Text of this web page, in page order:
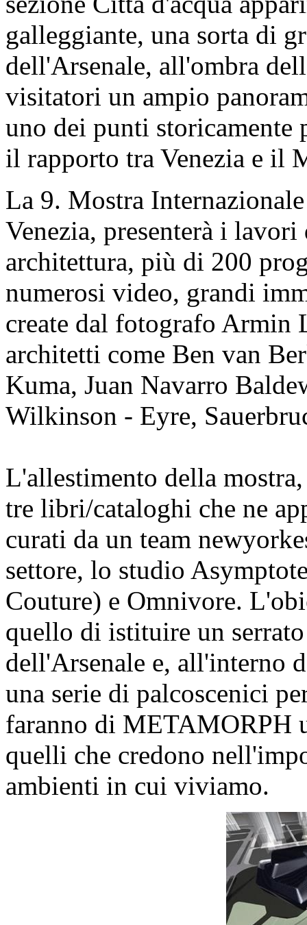
galleggiante, una sorta di
dell'Arsenale, all'ombra
visitatori un ampio
uno dei punti
il rapporto tra Venezia e il
La 9. Mostra
Venezia, presenterà i
architettura, più di 200
numerosi video, grandi
create dal fotografo
architetti come Ben van
Kuma, Juan Navarro
Wilkinson - Eyre,
L'allestimento della
tre libri/cataloghi che ne
curati da un team
settore, lo studio
Couture) e Omnivore.
quello di istituire un
dell'Arsenale e, all'interno
una serie di palcoscenici
faranno di METAMORPH
quelli che credono
ambienti in cui viviamo.